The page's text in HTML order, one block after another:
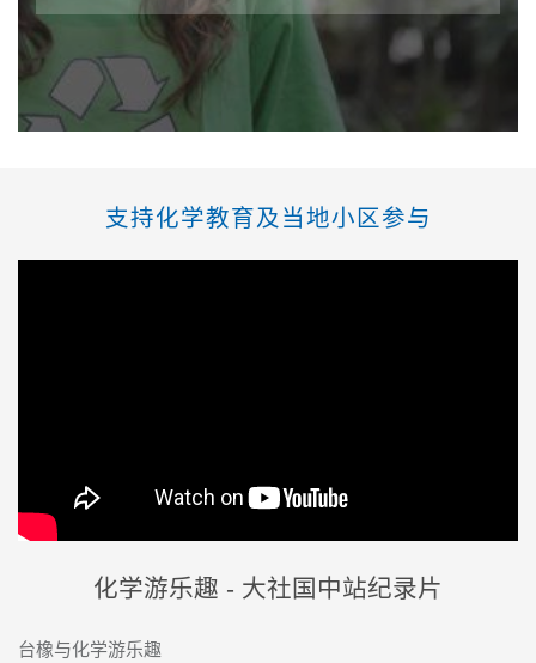
支持化学教育及当地小区参与
化学游乐趣 - 大社国中站纪录片
台橡与化学游乐趣